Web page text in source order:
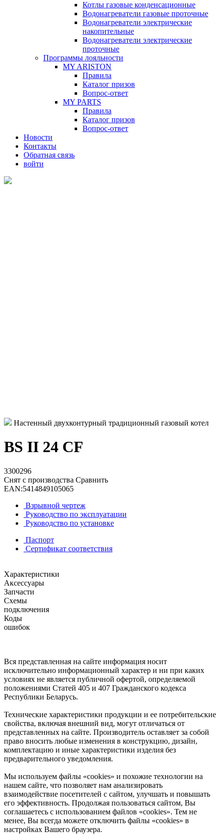
Котлы газовые конденсационные
Водонагреватели газовые проточные
Водонагреватели электрические
накопительные
Водонагреватели электрические
проточные
Программы лояльности
MY ARISTON
Правила
Каталог призов
Вопрос-ответ
MY PARTS
Правила
Каталог призов
Вопрос-ответ
Новости
Контакты
Обратная связь
войти
Настенный двухконтурный традиционный газовый котел
BS II 24 CF
3300296
Снят с производства Сравнить
EAN:5414849105065
Взрывной чертеж
Руководство по эксплуатации
Руководство по установке
Паспорт
Сертификат соответствия
Характеристики
Аксессуары
Запчасти
Схемы
подключения
Коды
ошибок
Вся представленная на сайте информация носит
исключительно информационный характер и ни при каких
условиях не является публичной офертой, определяемой
положениями Статей 405 и 407 Гражданского кодекса
Республики Беларусь.
Технические характеристики продукции и ее потребительские
свойства, включая внешний вид, могут отличаться от
представленных на сайте. Производитель оставляет за собой
право вносить любые изменения в конструкцию, дизайн,
комплектацию и иные характеристики изделия без
предварительного уведомления.
Мы используем файлы «cookies» и похожие технологии на
нашем сайте, что позволяет нам анализировать
взаимодействие посетителей с сайтом, улучшать и повышать
его эффективность. Продолжая пользоваться сайтом, Вы
соглашаетесь с использованием файлов «cookies». Тем не
менее, Вы всегда можете отключить файлы «cookies» в
настройках Вашего браузера.